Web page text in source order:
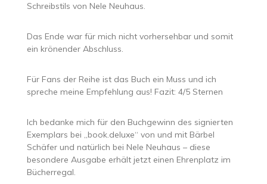
Schreibstils von Nele Neuhaus.
Das Ende war für mich nicht vorhersehbar und somit
ein krönender Abschluss.
Für Fans der Reihe ist das Buch ein Muss und ich
spreche meine Empfehlung aus! Fazit: 4/5 Sternen
Ich bedanke mich für den Buchgewinn des signierten
Exemplars bei „book.deluxe“ von und mit Bärbel
Schäfer und natürlich bei Nele Neuhaus – diese
besondere Ausgabe erhält jetzt einen Ehrenplatz im
Bücherregal.